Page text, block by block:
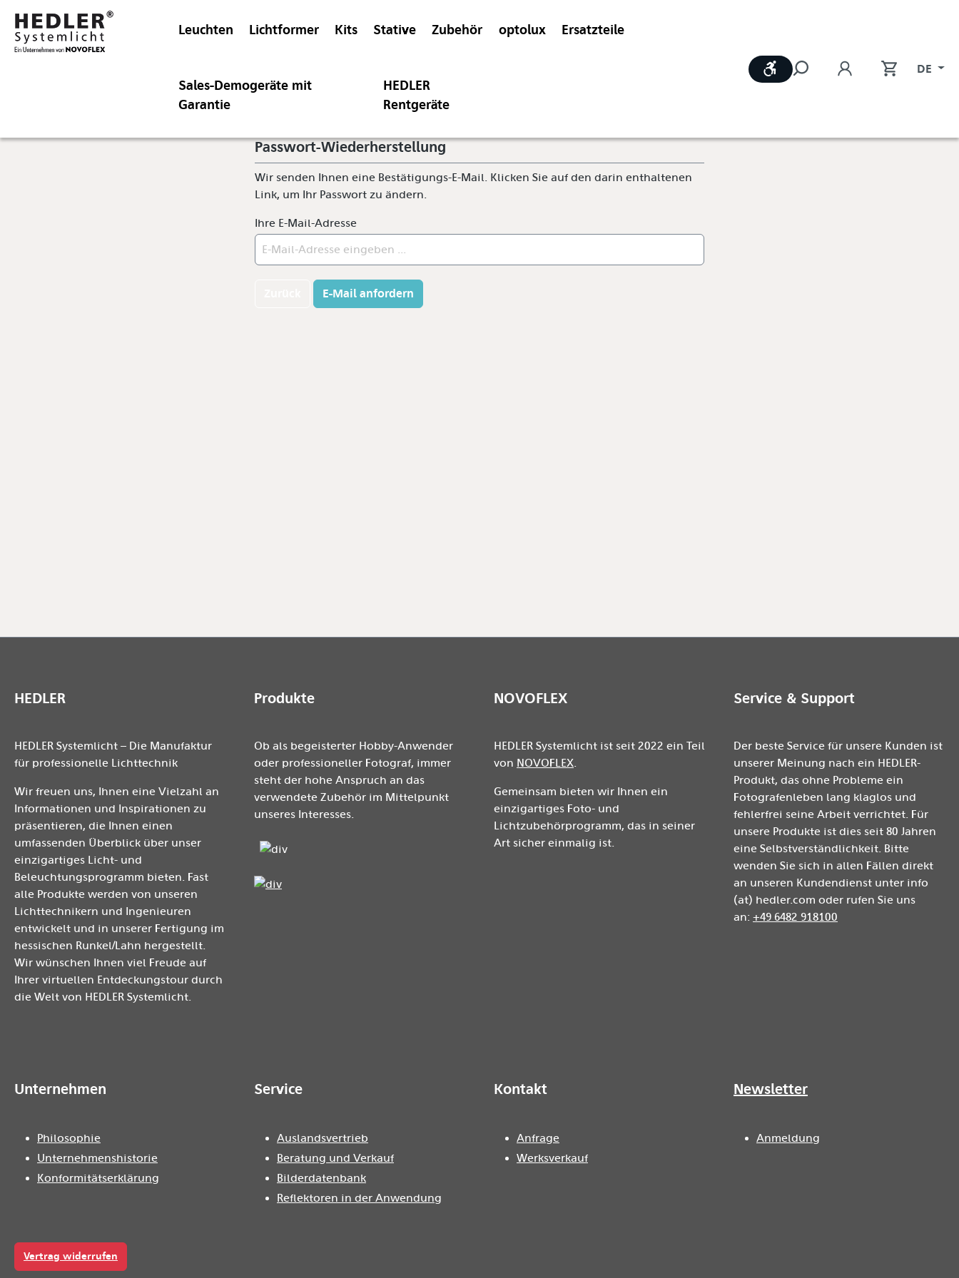
Leuchten Lichtformer Kits Stative Zubehör optolux Ersatzteile
Sales-Demogeräte mit
Garantie
HEDLER
Rentgeräte
Werkzeugleiste anzeigen DE
Passwort-Wiederherstellung
Wir senden Ihnen eine Bestätigungs-E-Mail. Klicken Sie auf den darin enthaltenen
Link, um Ihr Passwort zu ändern.
Ihre E-Mail-Adresse
E-Mail anfordern
HEDLER
HEDLER Systemlicht – Die Manufaktur
für professionelle Lichttechnik
Wir freuen uns, Ihnen eine Vielzahl an
Informationen und Inspirationen zu
präsentieren, die Ihnen einen
umfassenden Überblick über unser
einzigartiges Licht- und
Beleuchtungsprogramm bieten. Fast
alle Produkte werden von unseren
Lichttechnikern und Ingenieuren
entwickelt und in unserer Fertigung im
hessischen Runkel/Lahn hergestellt.
Wir wünschen Ihnen viel Freude auf
Ihrer virtuellen Entdeckungstour durch
die Welt von HEDLER Systemlicht.
Produkte
Ob als begeisterter Hobby-Anwender
oder professioneller Fotograf, immer
steht der hohe Anspruch an das
verwendete Zubehör im Mittelpunkt
unseres Interesses.
NOVOFLEX
HEDLER Systemlicht ist seit 2022 ein Teil
von NOVOFLEX.
Gemeinsam bieten wir Ihnen ein
einzigartiges Foto- und
Lichtzubehörprogramm, das in seiner
Art sicher einmalig ist.
Service & Support
Der beste Service für unsere Kunden ist
unserer Meinung nach ein HEDLER-
Produkt, das ohne Probleme ein
Fotografenleben lang klaglos und
fehlerfrei seine Arbeit verrichtet. Für
unsere Produkte ist dies seit 80 Jahren
eine Selbstverständlichkeit. Bitte
wenden Sie sich in allen Fällen direkt
an unseren Kundendienst unter info
(at) hedler.com oder rufen Sie uns
an: +49 6482 918100
Unternehmen
Philosophie
Unternehmenshistorie
Konformitätserklärung
Service
Auslandsvertrieb
Beratung und Verkauf
Bilderdatenbank
Reflektoren in der Anwendung
Kontakt
Anfrage
Werksverkauf
Newsletter
Anmeldung
Vertrag widerrufen